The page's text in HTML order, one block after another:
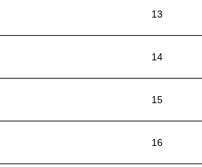
13
14
15
16